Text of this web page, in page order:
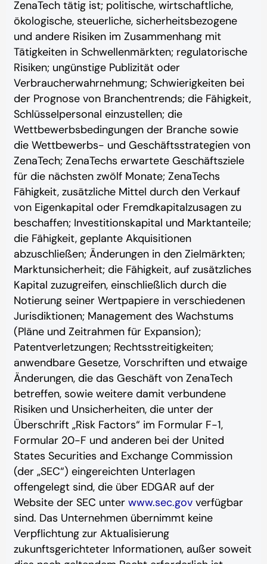
ZenaTech tätig ist; politische, wirtschaftliche,
ökologische, steuerliche, sicherheitsbezogene
und andere Risiken im Zusammenhang mit
Tätigkeiten in Schwellenmärkten; regulatorische
Risiken; ungünstige Publizität oder
Verbraucherwahrnehmung; Schwierigkeiten bei
der Prognose von Branchentrends; die Fähigkeit,
Schlüsselpersonal einzustellen; die
Wettbewerbsbedingungen der Branche sowie
die Wettbewerbs- und Geschäftsstrategien von
ZenaTech; ZenaTechs erwartete Geschäftsziele
für die nächsten zwölf Monate; ZenaTechs
Fähigkeit, zusätzliche Mittel durch den Verkauf
von Eigenkapital oder Fremdkapitalzusagen zu
beschaffen; Investitionskapital und Marktanteile;
die Fähigkeit, geplante Akquisitionen
abzuschließen; Änderungen in den Zielmärkten;
Marktunsicherheit; die Fähigkeit, auf zusätzliches
Kapital zuzugreifen, einschließlich durch die
Notierung seiner Wertpapiere in verschiedenen
Jurisdiktionen; Management des Wachstums
(Pläne und Zeitrahmen für Expansion);
Patentverletzungen; Rechtsstreitigkeiten;
anwendbare Gesetze, Vorschriften und etwaige
Änderungen, die das Geschäft von ZenaTech
betreffen, sowie weitere damit verbundene
Risiken und Unsicherheiten, die unter der
Überschrift „Risk Factors“ im Formular F-1,
Formular 20-F und anderen bei der United
States Securities and Exchange Commission
(der „SEC“) eingereichten Unterlagen
offengelegt sind, die über EDGAR auf der
Website der SEC unter www.sec.govverfügbar
sind. Das Unternehmen übernimmt keine
Verpflichtung zur Aktualisierung
zukunftsgerichteter Informationen, außer soweit